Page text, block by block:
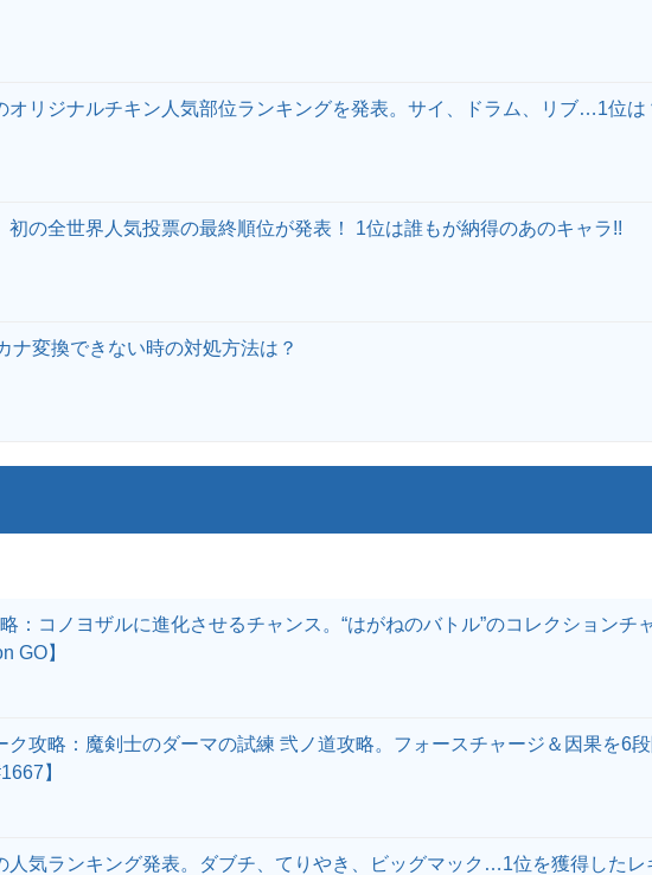
オリジナルチキン人気部位ランキングを発表。サイ、ドラム、リブ…1位は
初の全世界人気投票の最終順位が発表！ 1位は誰もが納得のあのキャラ!!
ナ変換できない時の対処方法は？
：コノヨザルに進化させるチャンス。“はがねのバトル”のコレクションチ
GO】
ク攻略：魔剣士のダーマの試練 弐ノ道攻略。フォースチャージ＆因果を6
】
人気ランキング発表。ダブチ、てりやき、ビッグマック…1位を獲得したレ